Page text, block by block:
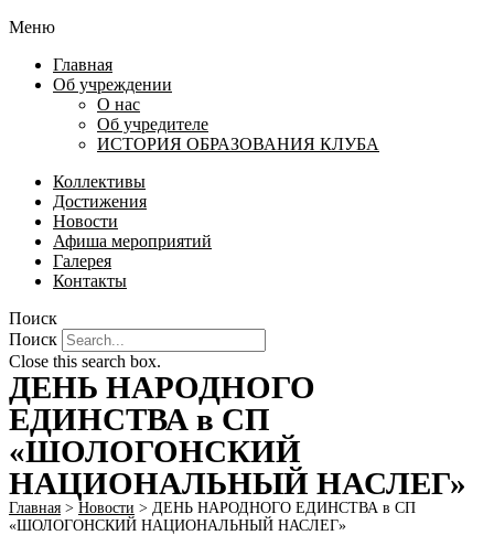
Меню
Главная
Об учреждении
О нас
Об учредителе
ИСТОРИЯ ОБРАЗОВАНИЯ КЛУБА
Коллективы
Достижения
Новости
Афиша мероприятий
Галерея
Контакты
Поиск
Поиск
Close this search box.
ДЕНЬ НАРОДНОГО
ЕДИНСТВА в СП
«ШОЛОГОНСКИЙ
НАЦИОНАЛЬНЫЙ НАСЛЕГ»
Главная > Новости > ДЕНЬ НАРОДНОГО ЕДИНСТВА в СП
«ШОЛОГОНСКИЙ НАЦИОНАЛЬНЫЙ НАСЛЕГ»